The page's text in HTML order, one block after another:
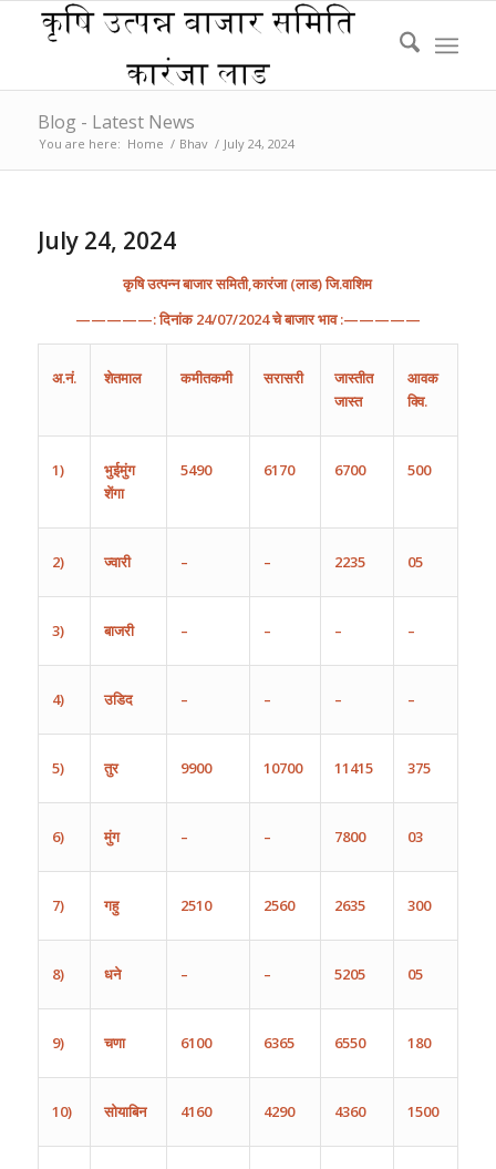
Blog - Latest News
You are here: Home / Bhav / July 24, 2024
July 24, 2024
कृषिउत्पन्नबाजारसमिती,कारंजा(लाड)जि.वाशिम
—————:दिनांक24/07/2024चेबाजारभाव:—————
अ.नं. शेतमाल कमीतकमी सरासरी
जास्तीत
जास्त
आवक
क्वि.
1)
भुईमुंग
शेंगा
5490 6170 6700 500
2) ज्वारी – – 2235 05
3) बाजरी – – – –
4) उडिद – – – –
5) तुर 9900 10700 11415 375
6) मुंग – – 7800 03
7) गहु 2510 2560 2635 300
8) धने – – 5205 05
9) चणा 6100 6365 6550 180
10) सोयाबिन 4160 4290 4360 1500